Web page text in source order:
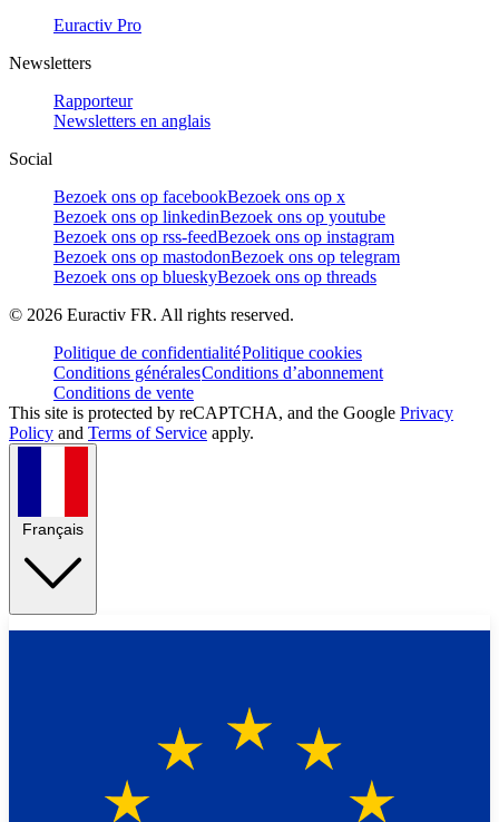
Euractiv Pro
Newsletters
Rapporteur
Newsletters en anglais
Social
Bezoek ons op facebookBezoek ons op x
Bezoek ons op linkedinBezoek ons op youtube
Bezoek ons op rss-feedBezoek ons op instagram
Bezoek ons op mastodonBezoek ons op telegram
Bezoek ons op blueskyBezoek ons op threads
© 2026 Euractiv FR. All rights reserved.
Politique de confidentialitéPolitique cookies
Conditions généralesConditions d’abonnement
Conditions de vente
This site is protected by reCAPTCHA, and the Google Privacy
Policy and Terms of Service apply.
Français